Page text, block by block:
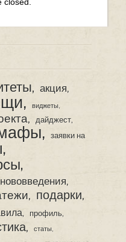
акция
виджеты
дайджест
заявки на
нововведения
подарки
профиль
статы